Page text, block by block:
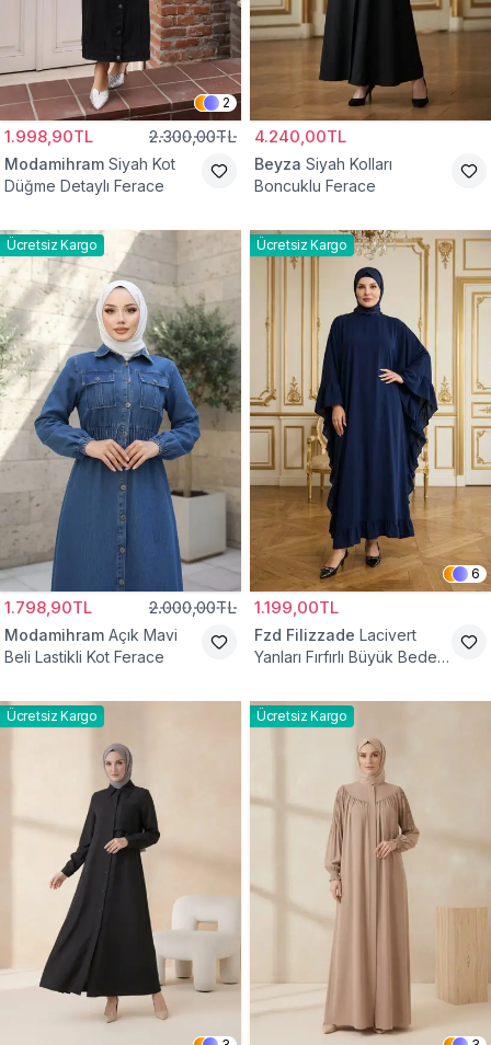
2
1.998,90TL 2.300,00TL
Modamihram Siyah Kot
Düğme Detaylı Ferace
4.240,00TL
Beyza Siyah Kolları
Boncuklu Ferace
Ücretsiz Kargo
1.798,90TL 2.000,00TL
Modamihram Açık Mavi
Beli Lastikli Kot Ferace
Ücretsiz Kargo
6
1.199,00TL
Fzd Filizzade Lacivert
Yanları Fırfırlı Büyük Beden
Ücretsiz Kargo Ücretsiz Kargo